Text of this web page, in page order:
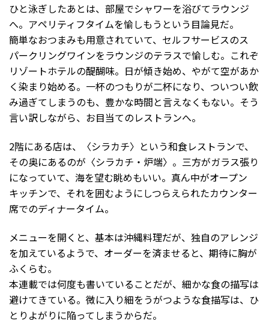
ひと泳ぎしたあとは、部屋でシャワーを浴びてラウンジ
へ。アペリティフタイムを愉しもうという目論見だ。
簡単なおつまみも用意されていて、セルフサービスのス
パークリングワインをラウンジのテラスで愉しむ。これぞ
リゾートホテルの醍醐味。日が傾き始め、やがて空があか
く染まり始める。一杯のつもりが二杯になり、ついつい飲
み過ぎてしまうのも、豊かな時間と言えなくもない。そう
言い訳しながら、お目当てのレストランへ。
2階にある店は、〈シラカチ〉という和食レストランで、
その奥にあるのが〈シラカチ・炉端〉。三方がガラス張り
になっていて、海を望む眺めもいい。真ん中がオープン
キッチンで、それを囲むようにしつらえられたカウンター
席でのディナータイム。
メニューを開くと、基本は沖縄料理だが、独自のアレンジ
を加えているようで、オーダーを済ませると、期待に胸が
ふくらむ。
本連載では何度も書いていることだが、細かな食の描写は
避けてきている。微に入り細をうがつような食描写は、ひ
とりよがりに陥ってしまうからだ。